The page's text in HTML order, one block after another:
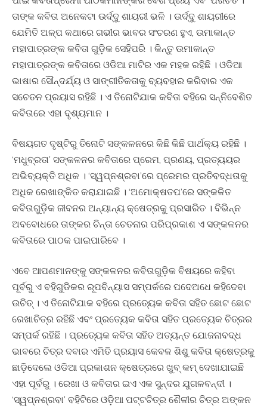
ତାଙ୍କ କବିତା ଅନେକଟା ଉର୍ଦ୍ଦୁ ଶାୟରୀ ଭଳି । ଉର୍ଦ୍ଦୁ ଶାୟରୀରେ
ଯେମିତି ଅଳ୍ପ କଥାରେ ଗଭୀର ଭାବର ସଂଚରଣ ହୁଏ, ଉମାକାନ୍ତ
ମହାପାତ୍ରଙ୍କ କବିତା ଗୁଡ଼ିକ ସେହିପରି । କିନ୍ତୁ ଉମାକାନ୍ତ
ମହାପାତ୍ରଙ୍କ କବିତାରେ ଓଡିଆ ମାଟିର ଏକ ମହକ ରହିଛି । ଓଡିଆ
ଭାଷାର ସୌନ୍ଦର୍ଯ୍ୟ ଓ ସାଙ୍ଗୀତିକତାକୁ ବ୍ୟବହାର କରିବାର ଏକ
ସଚେତନ ପ୍ରୟାସ ରହିଛି । ଏ ତିନୋଟିଯାକ କବିତା ବହିରେ ସନ୍ନିବେଶିତ
କବିତାରେ ଏହା ଦୃଶ୍ୟମାନ ।
ବିଷୟଗତ ଦୃଷ୍ଟିରୁ ତିନୋଟି ସଙ୍କଳନରେ କିଛି କିଛି ପାର୍ଥକ୍ୟ ରହିଛି ।
‘ମଧୁବ୍ରତା’ ସଙ୍କଳନର କବିତାରେ ପ୍ରେମ, ପ୍ରଣୟ, ପ୍ରତ୍ୟୟର
ଅଭିବ୍ୟକ୍ତି ଅଧିକ । ‘ସ୍ୱପ୍ନଶ୍ରବା’ରେ ପ୍ରେମର ପ୍ରତିବଦ୍ଧତାକୁ
ଅଧିକ ରେଖାଙ୍କିତ କରାଯାଇଛି । ‘ଅମୋକ୍ଷତପ’ରେ ସଙ୍କଳିତ
କବିତାଗୁଡ଼ିକ ଜୀବନର ଅନ୍ୟାନ୍ୟ କ୍ଷେତ୍ରକୁ ପ୍ରସାରିତ । ବିଭିନ୍ନ
ଅବବୋଧରେ ତାଙ୍କର ଚିନ୍ତା ଚେତନାର ପରିପ୍ରକାଶ ଏ ସଙ୍କଳନର
କବିତାରେ ପାଠକ ପାଇପାରିବେ ।
ଏବେ ଆପଣମାନଙ୍କୁ ସଙ୍କଳନର କବିତାଗୁଡ଼ିକ ବିଷୟରେ କହିବା
ପୂର୍ବରୁ ଏ ବହିଗୁଡିକର ରୂପବିନ୍ୟାସ ସମ୍ପର୍କରେ ପଦେଅଧେ କହିଦେବା
ଉଚିତ୍ । ଏ ତିନୋଟିଯାକ ବହିରେ ପ୍ରତ୍ୟେକ କବିତା ସହିତ ଛୋଟ ଛୋଟ
ରେଖାଚିତ୍ର ରହିଛି ଏବଂ ପ୍ରତ୍ୟେକ କବିତା ସହିତ ପ୍ରତ୍ୟେକ ଚିତ୍ରର
ସମ୍ପର୍କ ରହିଛି । ପ୍ରତ୍ୟେକ କବିତା ସହିତ ଅତ୍ୟନ୍ତ ଯୋଜନାବଦ୍ଧ
ଭାବରେ ଚିତ୍ର ଦବାର ଏମିତି ପ୍ରୟାସ କେବଳ ଶିଶୁ କବିତା କ୍ଷେତ୍ରକୁ
ଛାଡ଼ିଦେଲେ ଓଡିଆ ପ୍ରକାଶନ କ୍ଷେତ୍ରରେ ଖୁବ୍ କମ୍ ଦେଖାଯାଇଛି
ଏହା ପୂର୍ବରୁ । ରେଖା ଓ କବିତାର ଇଏ ଏକ ସୁନ୍ଦର ଯୁଗଳବନ୍ଦୀ ।
‘ସ୍ୱପ୍ନଶ୍ରବା’ ବହିଟିରେ ଓଡ଼ିଆ ପଟ୍ଟଚିତ୍ର ଶୈଳୀର ଚିତ୍ର ଅଙ୍କନ